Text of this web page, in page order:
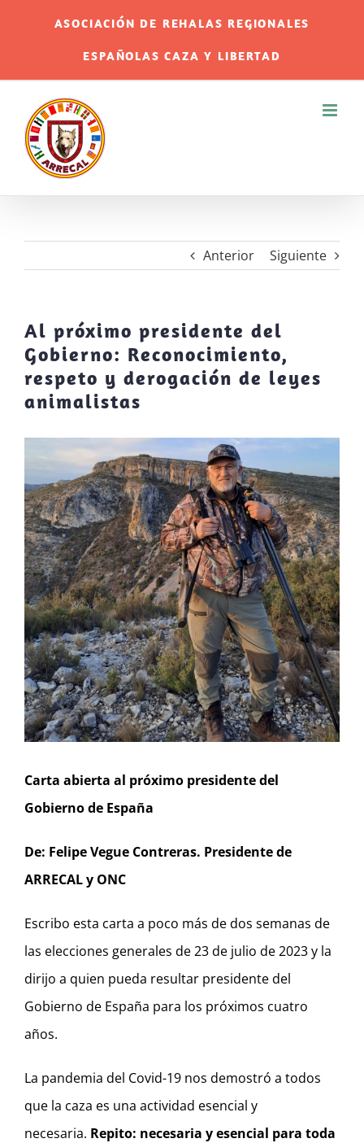
ASOCIACIÓN DE REHALAS REGIONALES
ESPAÑOLAS CAZA Y LIBERTAD
Anterior Siguiente
Al próximo presidente del
Gobierno: Reconocimiento,
respeto y derogación de leyes
animalistas
imagen
más
grande
Carta abierta al próximo presidente del
Gobierno de España
De: Felipe Vegue Contreras. Presidente de
ARRECAL y ONC
Escribo esta carta a poco más de dos semanas de
las elecciones generales de 23 de julio de 2023 y la
dirijo a quien pueda resultar presidente del
Gobierno de España para los próximos cuatro
años.
La pandemia del Covid-19 nos demostró a todos
que la caza es una actividad esencial y
necesaria. Repito: necesaria y esencial para toda